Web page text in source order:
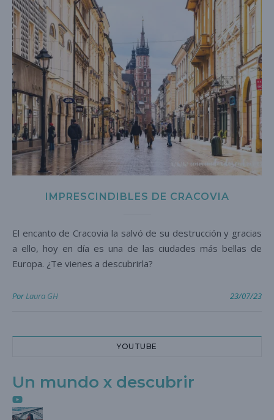
IMPRESCINDIBLES DE CRACOVIA
El encanto de Cracovia la salvó de su destrucción y gracias
a ello, hoy en día es una de las ciudades más bellas de
Europa. ¿Te vienes a descubrirla?
PorLaura GH 23/07/23
YOUTUBE
Un mundo x descubrir